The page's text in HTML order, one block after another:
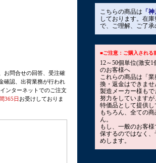
お問合せの回答、受注確
確認、出荷業務が行われ
ンターネットでのご注文
365日 お受けしておりま
こちらの商品は 「
しております。在
で、ご理解、ご了承
■ご注意：ご購入される
12～50個単位(激安
のお客様へ
これらの商品は「
換・返金はできませ
製造メーカー様も
努力をしています
特価品として提供し
もちろん、全ての
ん。
もし、一般のお客
保するのではなく
めします。